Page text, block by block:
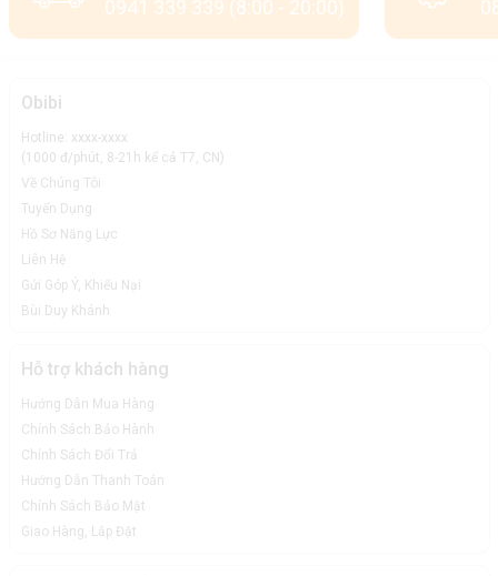
0941 339 339 (8:00 - 20:00)
Obibi
Hotline: xxxx-xxxx
(1000 đ/phút, 8-21h kể cả T7, CN)
Về Chúng Tôi
Tuyển Dụng
Hồ Sơ Năng Lực
Liên Hệ
Gửi Góp Ý, Khiếu Nại
Bùi Duy Khánh
Hỗ trợ khách hàng
Hướng Dẫn Mua Hàng
Chính Sách Bảo Hành
Chính Sách Đổi Trả
Hướng Dẫn Thanh Toán
Chính Sách Bảo Mật
Giao Hàng, Lắp Đặt